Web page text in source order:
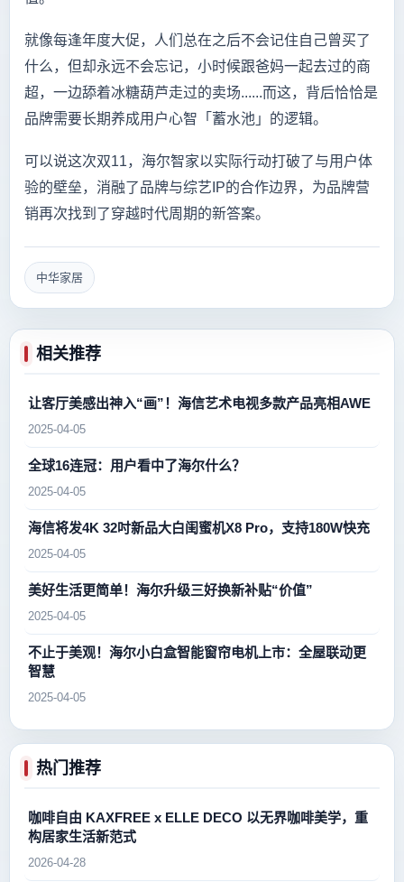
就像每逢年度大促，人们总在之后不会记住自己曾买了
什么，但却永远不会忘记，小时候跟爸妈一起去过的商
超，一边舔着冰糖葫芦走过的卖场......而这，背后恰恰是
品牌需要长期养成用户心智「蓄水池」的逻辑。
可以说这次双11，海尔智家以实际行动打破了与用户体
验的壁垒，消融了品牌与综艺IP的合作边界，为品牌营
销再次找到了穿越时代周期的新答案。
中华家居
相关推荐
让客厅美感出神入“画”！海信艺术电视多款产品亮相AWE
2025-04-05
全球16连冠：用户看中了海尔什么？
2025-04-05
海信将发4K 32吋新品大白闺蜜机X8 Pro，支持180W快充
2025-04-05
美好生活更简单！海尔升级三好换新补贴“价值”
2025-04-05
不止于美观！海尔小白盒智能窗帘电机上市：全屋联动更
智慧
2025-04-05
热门推荐
咖啡自由 KAXFREE x ELLE DECO 以无界咖啡美学，重
构居家生活新范式
2026-04-28